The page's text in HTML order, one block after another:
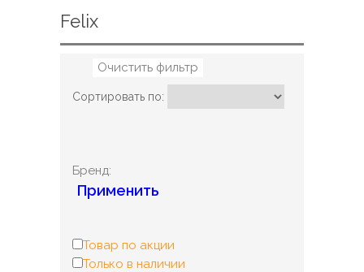
Felix
Очистить фильтр
Сортировать по:
Бренд:
Применить
Товар по акции
Только в наличии